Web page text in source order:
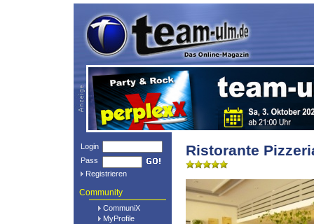
Login
Pass
Registrieren
Community
CommuniX
MyProfile
Ristorante